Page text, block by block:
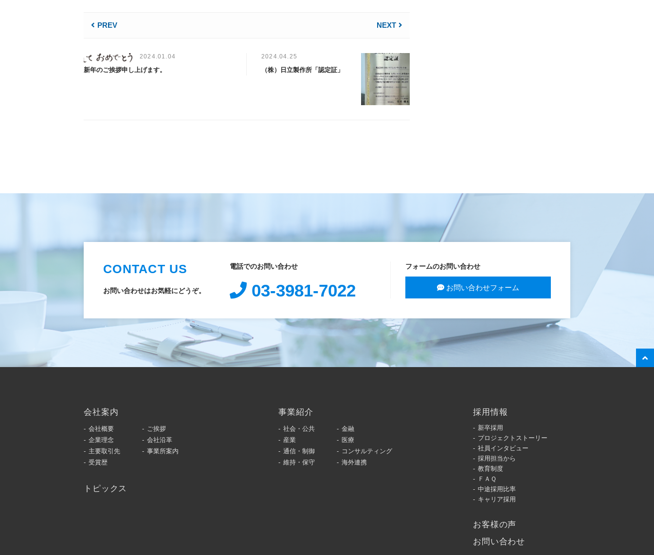
PREV NEXT
2024.01.04
新年のご挨拶申し上げます。
2024.04.25
（株）日立製作所「認定証」
CONTACT US
お問い合わせはお気軽にどうぞ。
電話でのお問い合わせ
03-3981-7022
フォームのお問い合わせ
お問い合わせフォーム
会社案内
会社概要
ご挨拶
企業理念
会社沿革
主要取引先
事業所案内
受賞歴
トピックス
事業紹介
社会・公共
金融
産業
医療
通信・制御
コンサルティング
維持・保守
海外連携
採用情報
新卒採用
プロジェクトストーリー
社員インタビュー
採用担当から
教育制度
ＦＡＱ
中途採用比率
キャリア採用
お客様の声
お問い合わせ